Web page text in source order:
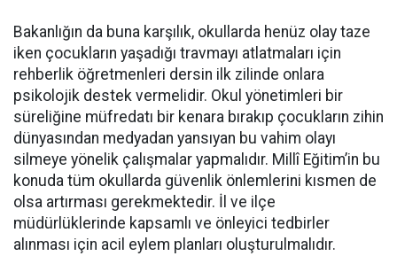
Bakanlığın da buna karşılık, okullarda henüz olay taze
iken çocukların yaşadığı travmayı atlatmaları için
rehberlik öğretmenleri dersin ilk zilinde onlara
psikolojik destek vermelidir. Okul yönetimleri bir
süreliğine müfredatı bir kenara bırakıp çocukların zihin
dünyasından medyadan yansıyan bu vahim olayı
silmeye yönelik çalışmalar yapmalıdır. Millî Eğitim’in bu
konuda tüm okullarda güvenlik önlemlerini kısmen de
olsa artırması gerekmektedir. İl ve ilçe
müdürlüklerinde kapsamlı ve önleyici tedbirler
alınması için acil eylem planları oluşturulmalıdır.